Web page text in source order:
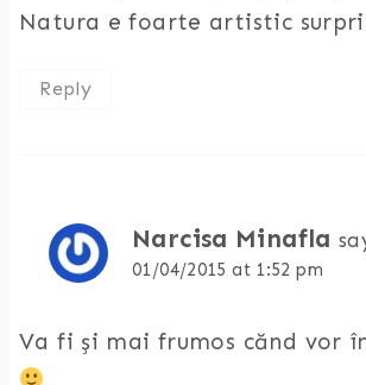
Natura e foarte artistic
Reply
Narcisa Minafla
01/04/2015 at 1:52 pm
Va fi și mai frumos cănd vor